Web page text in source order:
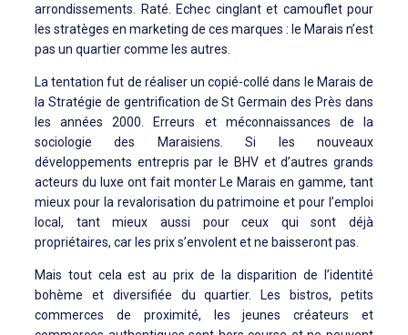
arrondissements. Raté. Echec cinglant et camouflet pour
les stratèges en marketing de ces marques : le Marais n’est
pas un quartier comme les autres.
La tentation fut de réaliser un copié-collé dans le Marais de
la Stratégie de gentrification de St Germain des Près dans
les années 2000. Erreurs et méconnaissances de la
sociologie des Maraisiens. Si les nouveaux
développements entrepris par le BHV et d’autres grands
acteurs du luxe ont fait monter Le Marais en gamme, tant
mieux pour la revalorisation du patrimoine et pour l’emploi
local, tant mieux aussi pour ceux qui sont déjà
propriétaires, car les prix s’envolent et ne baisseront pas.
Mais tout cela est au prix de la disparition de l’identité
bohème et diversifiée du quartier. Les bistros, petits
commerces de proximité, les jeunes créateurs et